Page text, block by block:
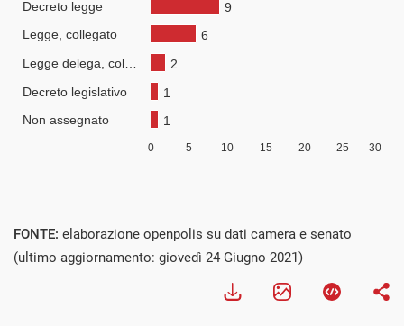
FONTE: elaborazione openpolis su dati camera e senato
(ultimo aggiornamento: giovedì 24 Giugno 2021)